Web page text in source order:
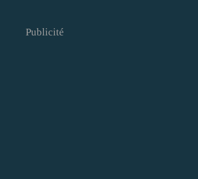
Publicité